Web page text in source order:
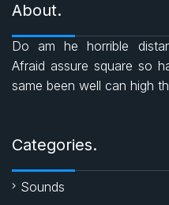
e
b
o
k
s t
About.
Do am he horrible
Afraid assure square so
same been well can high
Categories.
Sounds